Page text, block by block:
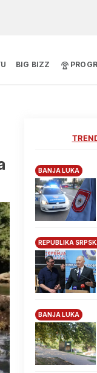
BIG BIZZ
BANJA LUKA
REPUBLIKA
BANJA LUKA